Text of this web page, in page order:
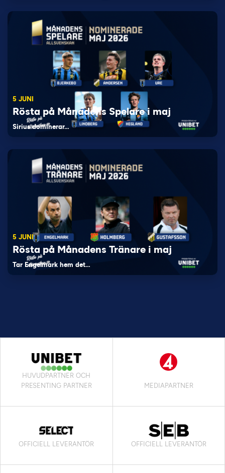
5 JUNI
Rösta på Månadens Spelare i maj
Sirius dominerar…
5 JUNI
Rösta på Månadens Tränare i maj
Tar Engelmark hem det…
HUVUDPARTNER OCH
PRESENTING PARTNER
MEDIAPARTNER
OFFICIELL LEVERANTÖR OFFICIELL LEVERANTÖR